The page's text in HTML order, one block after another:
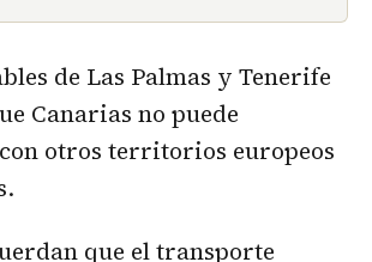
de Las Palmas y Tenerife
Canarias no puede
otros territorios europeos
que el transporte